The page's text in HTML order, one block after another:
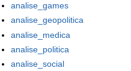
analise_games
analise_geopolitica
analise_medica
analise_politica
analise_social